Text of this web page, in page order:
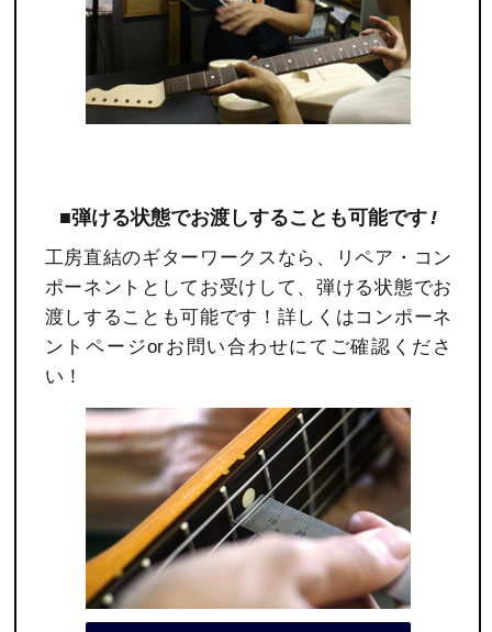
■弾ける状態でお渡しすることも可能です!
工房直結のギターワークスなら、リペア・コン
ポーネントとしてお受けして、弾ける状態でお
渡しすることも可能です！詳しくはコンポーネ
ントページorお問い合わせにてご確認くださ
い！